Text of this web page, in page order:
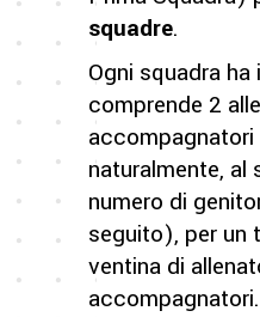
squadre.
Ogni squadra
comprende 2
naturalmente,
numero di
seguito), per un
ventina di
accompagnatori.